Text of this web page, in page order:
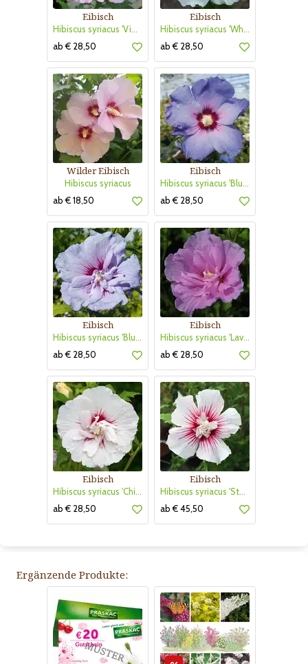
Eibisch
Hibiscus syriacus 'Violet Clair Double'
ab € 28,50
Eibisch
Hibiscus syriacus 'White Chiffon'
ab € 28,50
Wilder Eibisch
Hibiscus syriacus
ab € 18,50
Eibisch
Hibiscus syriacus 'Blue Bird'
ab € 28,50
Eibisch
Hibiscus syriacus 'Blue Chiffon'
ab € 28,50
Eibisch
Hibiscus syriacus 'Lavender Chiffon'
ab € 28,50
Eibisch
Hibiscus syriacus 'China Chiffon'
ab € 28,50
Eibisch
Hibiscus syriacus 'Starbust Chiffon'
ab € 45,50
Ergänzende Produkte: